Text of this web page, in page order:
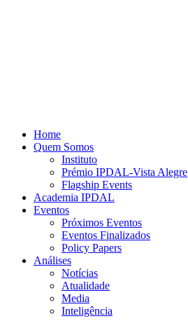
Home
Quem Somos
Instituto
Prémio IPDAL-Vista Alegre
Flagship Events
Academia IPDAL
Eventos
Próximos Eventos
Eventos Finalizados
Policy Papers
Análises
Notícias
Atualidade
Media
Inteligência